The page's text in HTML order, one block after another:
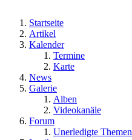
Startseite
Artikel
Kalender
Termine
Karte
News
Galerie
Alben
Videokanäle
Forum
Unerledigte Themen